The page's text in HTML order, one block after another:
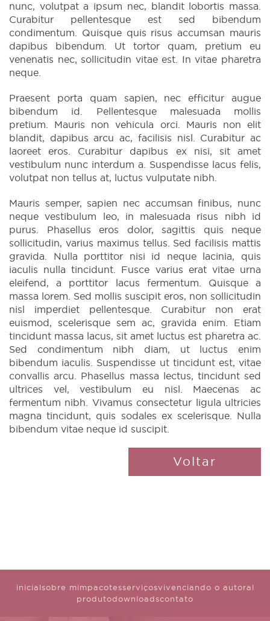
nunc, volutpat a ipsum nec, blandit lobortis massa.
Curabitur pellentesque est sed bibendum
condimentum. Quisque quis risus accumsan mauris
dapibus bibendum. Ut tortor quam, pretium eu
venenatis nec, sollicitudin vitae est. In vitae pharetra
neque.
Praesent porta quam sapien, nec efficitur augue
bibendum id. Pellentesque malesuada mollis
pretium. Mauris non vehicula orci. Mauris non elit
blandit, dapibus arcu ac, facilisis nisl. Curabitur ac
laoreet eros. Curabitur dapibus ex nisi, sit amet
vestibulum nunc interdum a. Suspendisse lacus felis,
volutpat non tellus at, luctus vulputate nibh.
Mauris semper, sapien nec accumsan finibus, nunc
neque vestibulum leo, in malesuada risus nibh id
purus. Phasellus eros dolor, sagittis quis neque
sollicitudin, varius maximus tellus. Sed facilisis mattis
gravida. Nulla porttitor nisi id neque lacinia, quis
iaculis nulla tincidunt. Fusce varius erat vitae urna
eleifend, a porttitor lacus fermentum. Quisque a
massa lorem. Sed mollis suscipit eros, non sollicitudin
nisl imperdiet pellentesque. Curabitur non erat
euismod, scelerisque sem ac, gravida enim. Etiam
tincidunt massa lacus, sit amet luctus est pharetra ac.
Sed condimentum nibh diam, ut luctus enim
bibendum iaculis. Suspendisse ut tincidunt est, vitae
convallis arcu. Phasellus massa lectus, tincidunt sed
ultrices vel, vestibulum eu nisl. Maecenas ac
fermentum nibh. Vivamus consectetur ligula ultricies
magna tincidunt, quis sodales ex scelerisque. Nulla
bibendum vitae neque id suscipit.
Voltar
inicialsobre mimpacotesserviçosvivenciando o autoral
produtodownloadscontato